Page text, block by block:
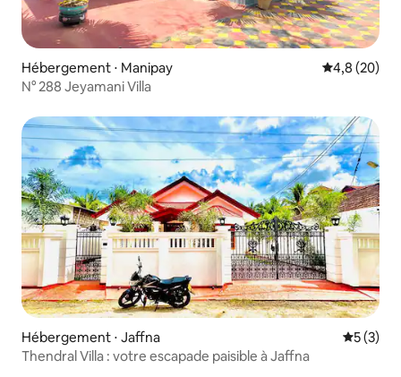
Hébergement ⋅ Manipay Évaluation
4,8 (20)
N° 288 Jeyamani Villa
Hébergement ⋅ Jaffna
5 (3)
Thendral Villa : votre escapade paisible à Jaffna